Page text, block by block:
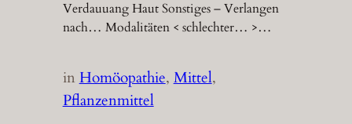
Verdauuang Haut Sonstiges – Verlangen
nach… Modalitäten < schlechter… >…
inHomöopathie, Mittel
Pflanzenmittel